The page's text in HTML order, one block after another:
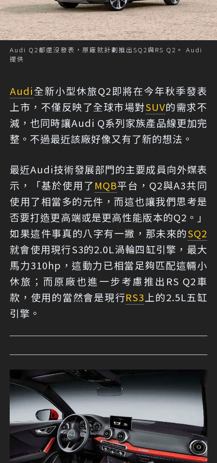
Audi Q2都還沒發表，原廠就計劃推出SQ2與RS Q2。 Audi
提供
Audi全新小型休旅Q2即將在今年秋季發表
上市，不僅反映了全球市場對SUV的需求不
減，也同時讓Audi Q系列家族產品線更加完
整。不過最近該廠好像又有了新的想法。
最近Audi技術發展部門的主要成員向外媒表
示，「基於使用了 MQB平台，Q2與A3共同
使用了相當多的元件，而這也讓我們思考是
否要打造更高端或是更高性能版本的Q2。」
如果這件事真的八字有一撇，那未來的SQ2
就會使用現行S3的2.0L渦輪四缸引擎，最大
馬力310hp，這動力已相當足夠匹配這輛小
休旅；而原廠也進一步考慮推出RS Q2車
款，使用的當然會是現行RS3上的2.5L五缸
引擎。